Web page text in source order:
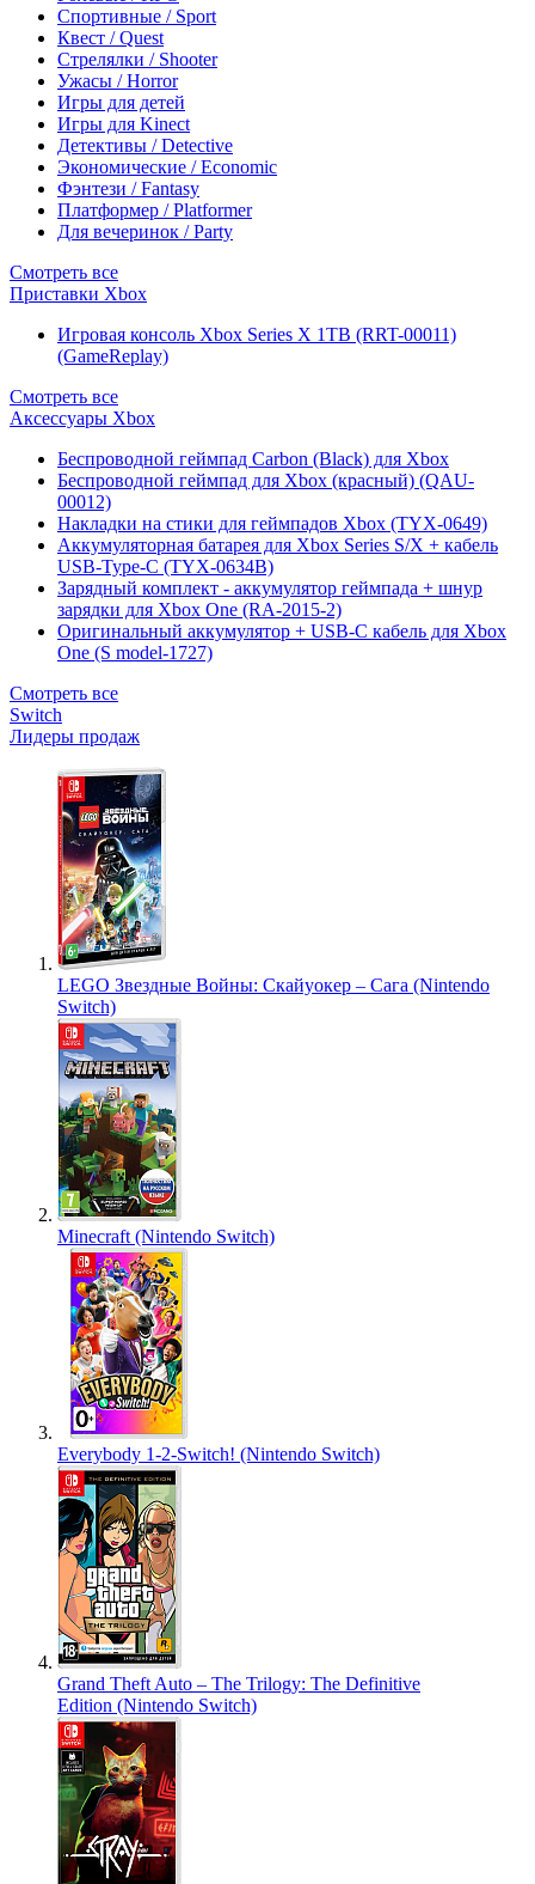
Спортивные / Sport
Квест / Quest
Стрелялки / Shooter
Ужасы / Horror
Игры для детей
Игры для Kinect
Детективы / Detective
Экономические / Economic
Фэнтези / Fantasy
Платформер / Platformer
Для вечеринок / Party
Смотреть все
Приставки Xbox
Игровая консоль Xbox Series X 1TB (RRT-00011)
(GameReplay)
Смотреть все
Аксессуары Xbox
Беспроводной геймпад Carbon (Black) для Xbox
Беспроводной геймпад для Xbox (красный) (QAU-
00012)
Накладки на стики для геймпадов Xbox (TYX-0649)
Аккумуляторная батарея для Xbox Series S/X + кабель
USB-Type-C (TYX-0634B)
Зарядный комплект - аккумулятор геймпада + шнур
зарядки для Xbox One (RA-2015-2)
Оригинальный аккумулятор + USB-C кабель для Xbox
One (S model-1727)
Смотреть все
Switch
Лидеры продаж
LEGO Звездные Войны: Скайуокер – Сага (Nintendo
Switch)
Minecraft (Nintendo Switch)
Everybody 1-2-Switch! (Nintendo Switch)
Grand Theft Auto – The Trilogy: The Definitive
Edition (Nintendo Switch)